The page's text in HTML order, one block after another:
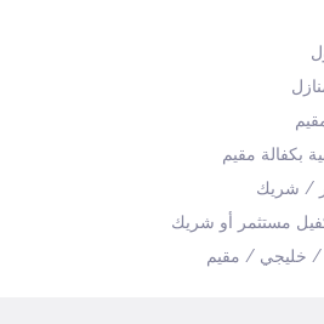
بكفالة مقيم
/ شريك
مستثمر أو شريك
خليجي / مقيم